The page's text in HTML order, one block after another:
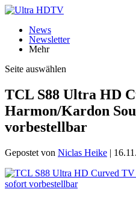
News
Newsletter
Mehr
Seite auswählen
TCL S88 Ultra HD
Harmon/Kardon
vorbestellbar
Gepostet von Niclas Heike |